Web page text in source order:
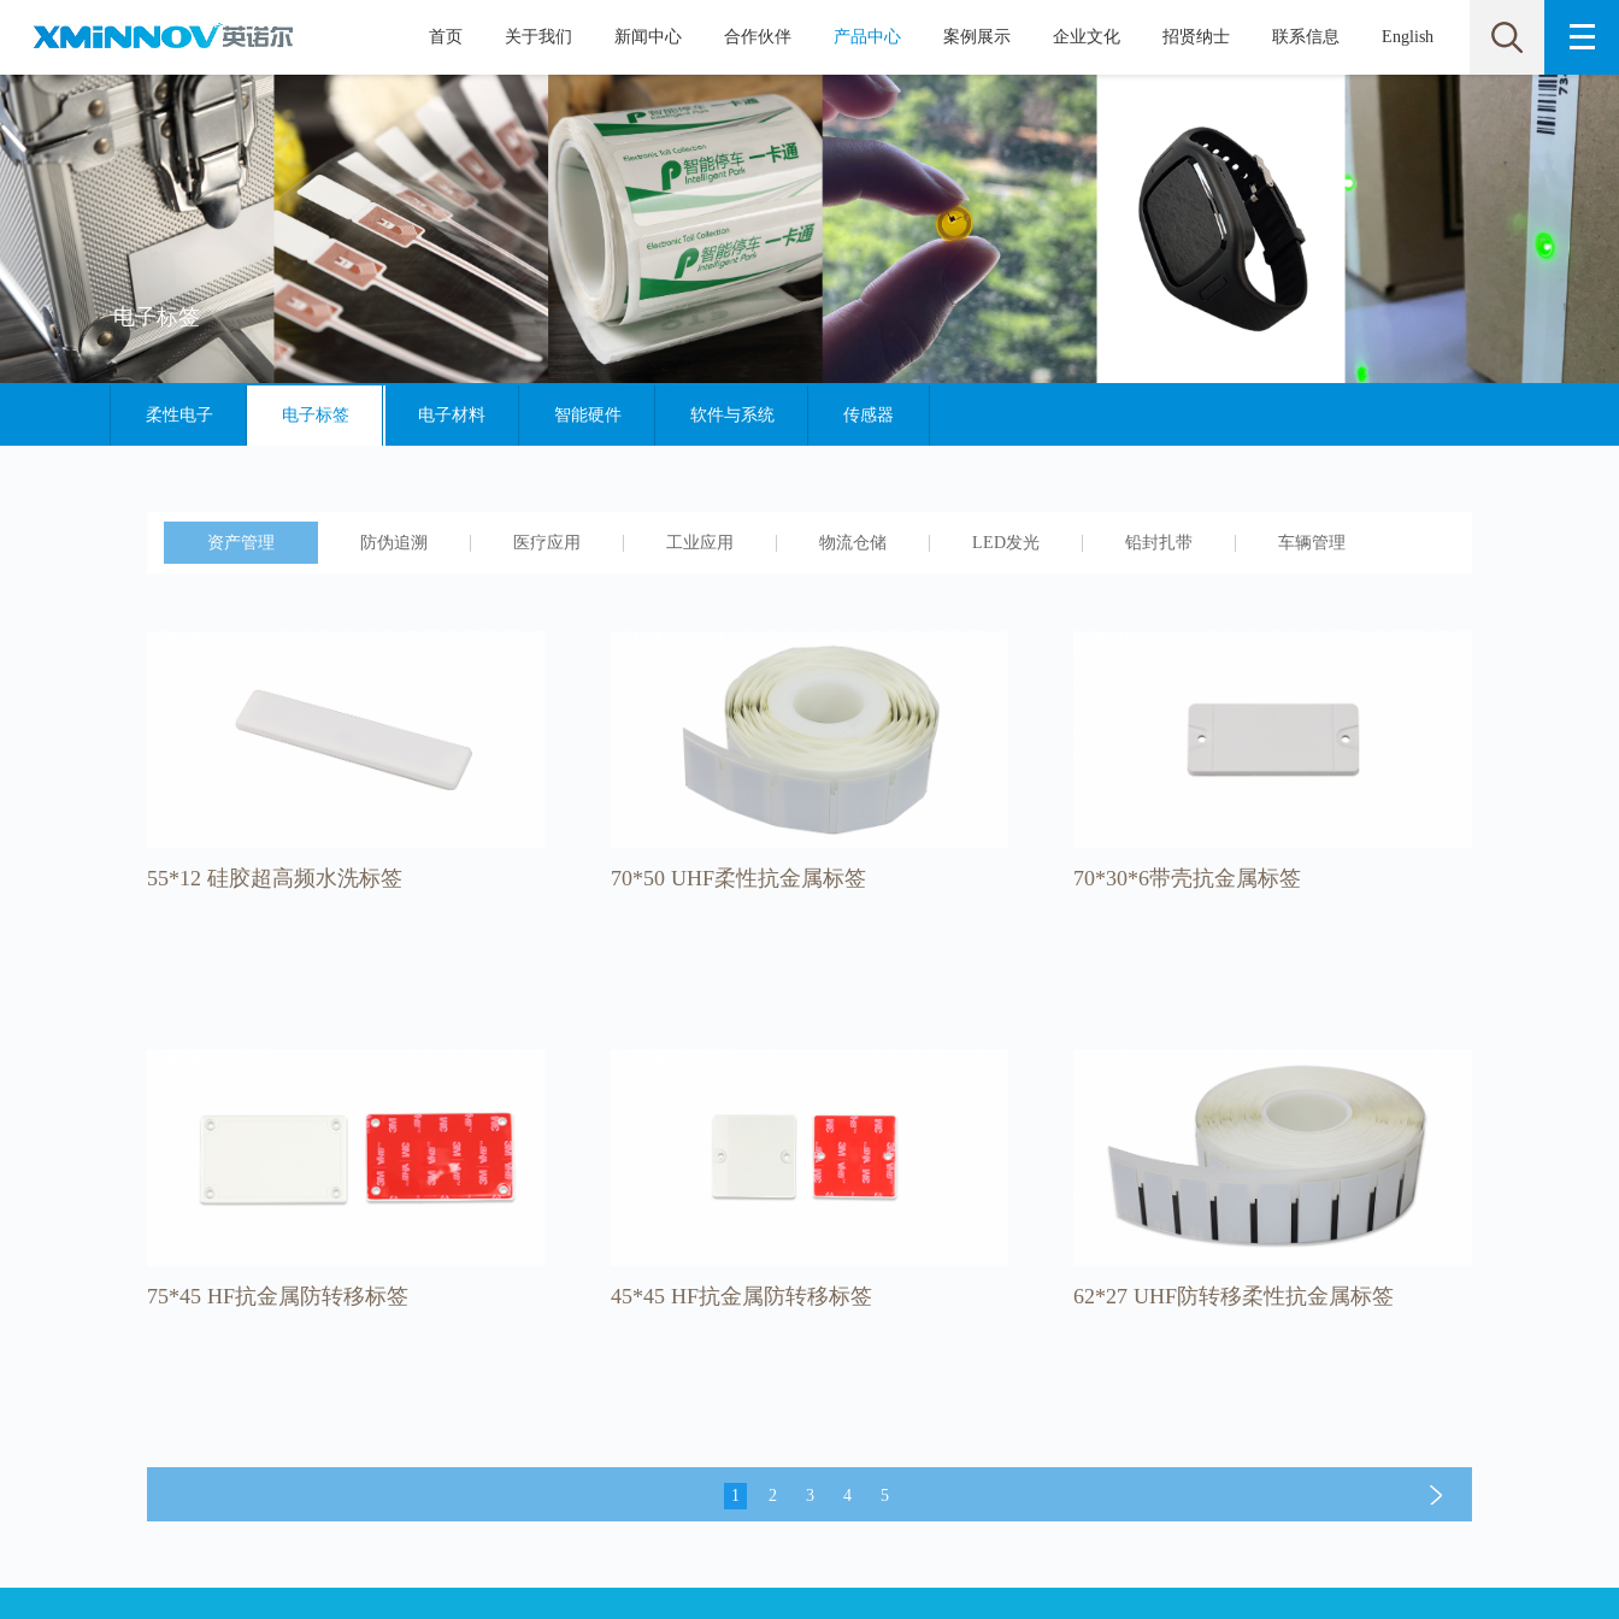
首页 关于我们 新闻中心 合作伙伴 产品中心 案例展示 企业文化 招贤纳士 联系信息 English
电子标签
柔性电子 电子标签 电子材料 智能硬件 软件与系统 传感器
资产管理 防伪追溯 医疗应用 工业应用 物流仓储 LED发光 铅封扎带 车辆管理
55*12 硅胶超高频水洗标签 70*50 UHF柔性抗金属标签 70*30*6带壳抗金属标签
75*45 HF抗金属防转移标签 45*45 HF抗金属防转移标签 62*27 UHF防转移柔性抗金属标签
1 2 3 4 5